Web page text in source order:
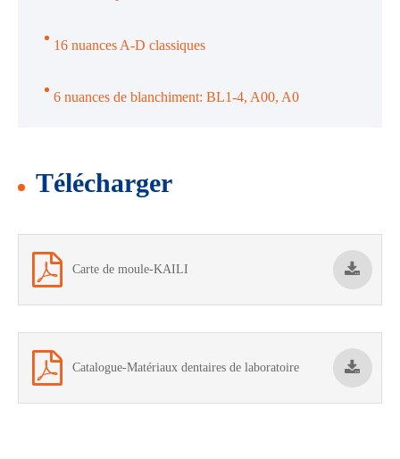
16 nuances A-D classiques
6 nuances de blanchiment: BL1-4, A00, A0
Télécharger
Carte de moule-KAILI
Catalogue-Matériaux dentaires de laboratoire